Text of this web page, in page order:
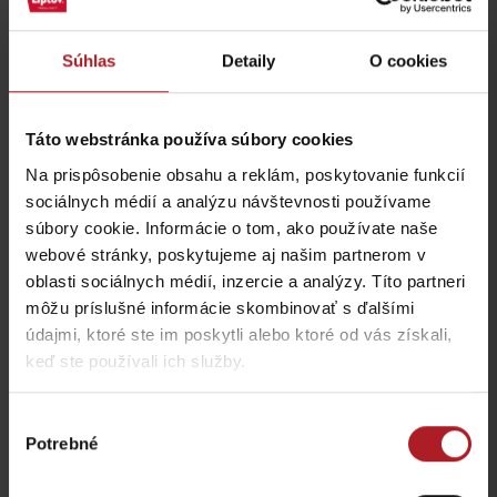
Súhlas Detaily O cookies
Táto webstránka používa súbory cookies
Na prispôsobenie obsahu a reklám, poskytovanie funkcií
sociálnych médií a analýzu návštevnosti používame
súbory cookie. Informácie o tom, ako používate naše
webové stránky, poskytujeme aj našim partnerom v
oblasti sociálnych médií, inzercie a analýzy. Títo partneri
môžu príslušné informácie skombinovať s ďalšími
údajmi, ktoré ste im poskytli alebo ktoré od vás získali,
keď ste používali ich služby.
súhlasu
Potrebné
Kde jesť a piť v blízkosti:
Reštaurácia MARINA
LIPTOV
Bobrovník
Salaš Bobrovník
Liptovská Anna
Reštaurácia Villa Betula
Liptovská Sielnica
Wellness & Spa